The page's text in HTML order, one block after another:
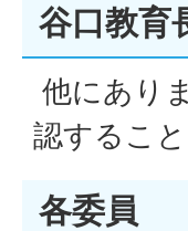
谷口教育
他にあり
認するこ
各委員